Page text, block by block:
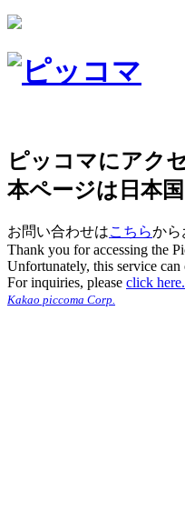
ピッコマにアク
本ページは日本
お問い合わせはこちらから
Thank you for accessing the
Unfortunately, this service can
For inquiries, please click here.
Kakao piccoma Corp.